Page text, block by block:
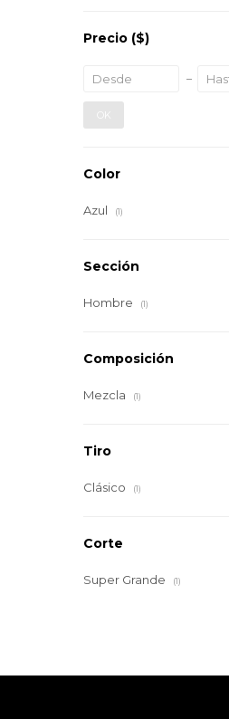
Precio ($)
OK
Color
Azul (1)
Sección
Hombre (1)
Composición
Mezcla (1)
Tiro
Clásico (1)
Corte
Super Grande (1)